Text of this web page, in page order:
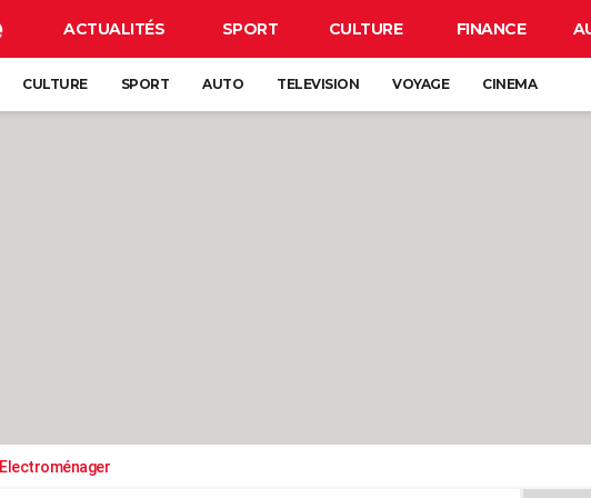
ACTUALITÉS SPORT CULTURE FINANCE
CULTURE SPORT AUTO TELEVISION VOYAGE CINEMA
Electroménager